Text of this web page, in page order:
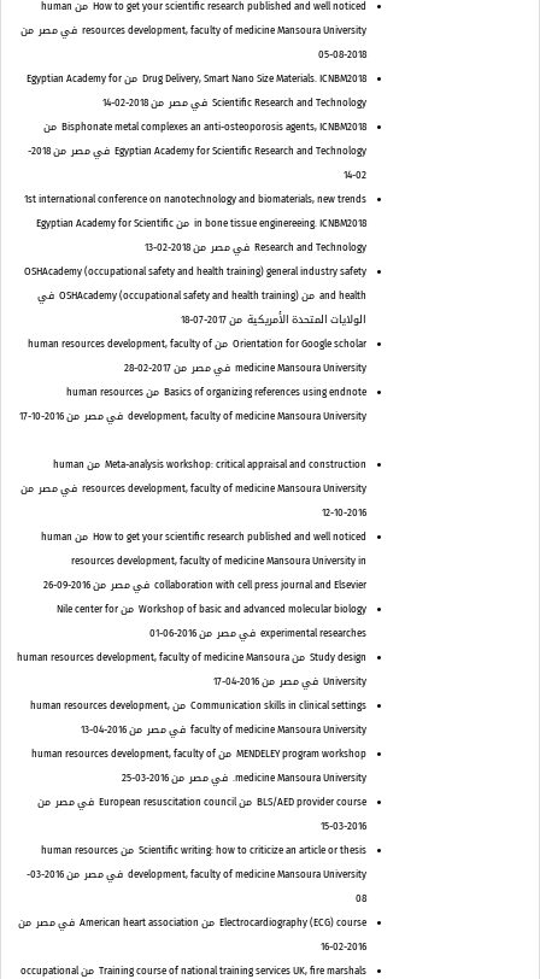
How to get your scientific research published and well noticed
من human
resources development, faculty of medicine Mansoura University في مصر من
2018-08-05
Drug Delivery, Smart Nano Size Materials. ICNBM2018
من Egyptian Academy for
Scientific Research and Technology في مصر من 2018-02-14
Bisphonate metal complexes an anti-osteoporosis agents, ICNBM2018 من
Egyptian Academy for Scientific Research and Technology في مصر
من 2018-
02-14
1st international conference on nanotechnology and biomaterials, new trends
in bone tissue enginereeing. ICNBM2018
من Egyptian Academy for Scientific
Research and Technology في مصر من 2018-02-13
OSHAcademy (occupational safety and health training) general industry safety
and health من OSHAcademy (occupational safety and health training)
في
الولايات المتحدة الأمريكية من 2017-07-18
Orientation for Google scholar
من human resources development, faculty of
medicine Mansoura University في مصر من 2017-02-28
Basics of organizing references using endnote
من human resources
development, faculty of medicine Mansoura University في مصر من 2016-10-17
Meta-analysis workshop: critical appraisal and construction
من human
resources development, faculty of medicine Mansoura University في مصر من
2016-10-12
How to get your scientific research published and well noticed
من human
resources development, faculty of medicine Mansoura University in
collaboration with cell press journal and Elsevier في مصر من 2016-09-26
Workshop of basic and advanced molecular biology
من Nile center for
experimental researches في مصر من 2016-06-01
Study design
من human resources development, faculty of medicine Mansoura
University في مصر من 2016-04-17
Communication skills in clinical settings
من human resources development,
faculty of medicine Mansoura University في مصر من 2016-04-13
MENDELEY program workshop
من human resources development, faculty of
medicine Mansoura University. في مصر من 2016-03-25
BLS/AED provider course من European resuscitation council في مصر من
2016-03-15
Scientific writing: how to criticize an article or thesis
من human resources
development, faculty of medicine Mansoura University في مصر
من 2016-03-
08
Electrocardiography (ECG) course من American heart association في مصر من
2016-02-16
Training course of national training services UK, fire marshals
من occupational